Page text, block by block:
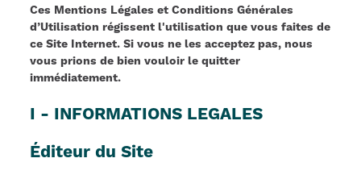
Ces Mentions Légales et Conditions Générales
d’Utilisation régissent l'utilisation que vous faites de
ce Site Internet. Si vous ne les acceptez pas, nous
vous prions de bien vouloir le quitter
immédiatement.
I - INFORMATIONS LEGALES
Éditeur du Site